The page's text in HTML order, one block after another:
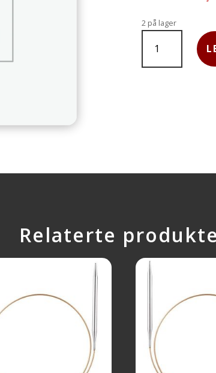
2 på lager
60
CM,
Relaterte